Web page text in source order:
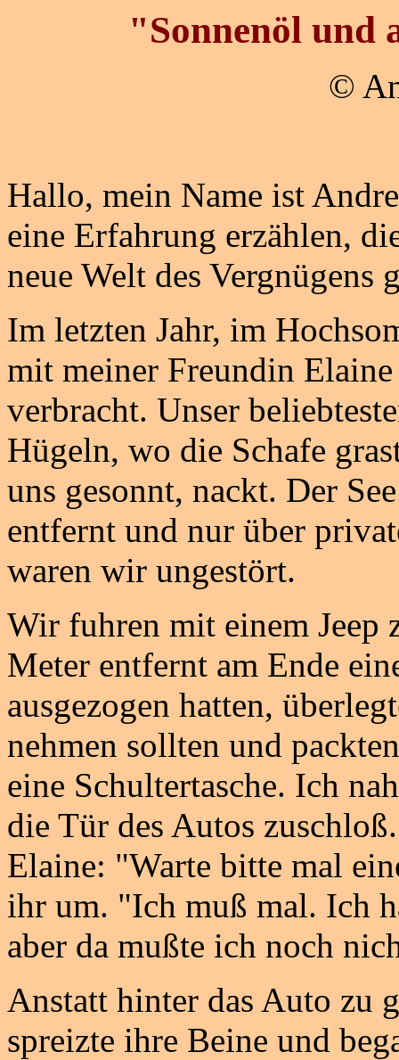
"Sonnenöl und
©
Hallo, mein Name ist
eine Erfahrung erzählen,
neue Welt des Vergnügens
Im letzten Jahr, im
mit meiner Freundin
verbracht. Unser
Hügeln, wo die Schafe
uns gesonnt, nackt. Der
entfernt und nur über
waren wir ungestört.
Wir fuhren mit einem Jeep
Meter entfernt am Ende
ausgezogen hatten,
nehmen sollten und
eine Schultertasche. Ich
die Tür des Autos
Elaine: "Warte bitte mal
ihr um. "Ich muß mal. Ich
aber da mußte ich noch
Anstatt hinter das Auto zu
spreizte ihre Beine und